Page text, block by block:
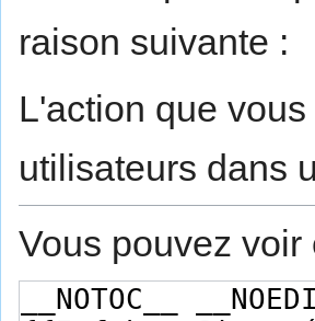
raison suivante :
L'action que
utilisateurs dans
Vous pouvez